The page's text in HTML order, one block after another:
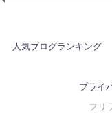
人気ブログランキング
プライ
フリ